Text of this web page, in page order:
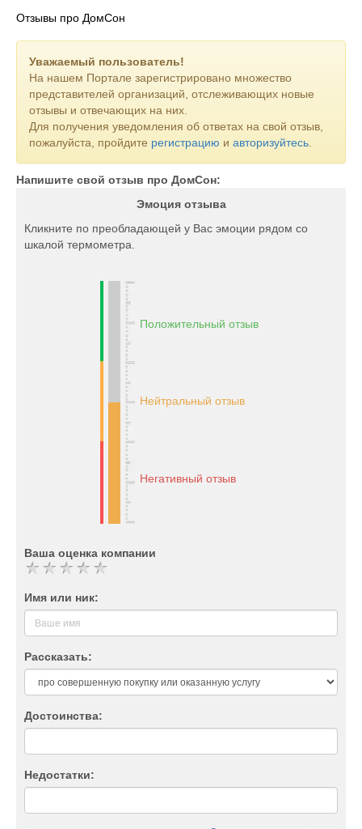
Отзывы про ДомСон
Уважаемый пользователь!
На нашем Портале зарегистрировано множество
представителей организаций, отслеживающих новые
отзывы и отвечающих на них.
Для получения уведомления об ответах на свой отзыв,
пожалуйста, пройдите регистрацию и авторизуйтесь
Напишите свой отзыв про ДомСон:
Эмоция отзыва
Кликните по преобладающей у Вас эмоции рядом со
шкалой термометра.
Положительный отзыв
Нейтральный отзыв
Негативный отзыв
Ваша оценка компании
Имя или ник:
Рассказать:
Достоинства:
Недостатки: